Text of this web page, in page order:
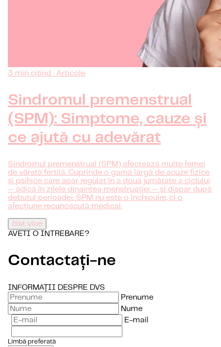
3 min citind · Articole
Sindromul premenstrual
(SPM): Simptome, cauze și
ce ajută cu adevărat
Sindromul premenstrual (SPM) afectează multe femei
de vârstă fertilă. Cuprinde o gamă largă de acuze fizice
și psihice care apar regulat în a doua jumătate a ciclului
— adică în zilele dinaintea menstruației — și dispar după
debutul perioadei. SPM nu este o închipuire, ci o
afecțiune recunoscută medical.
číst více
AVETI O INTREBARE?
Contactați-ne
INFORMAȚII DESPRE DVS
Prenume
Nume
E-mail
Limbă preferată